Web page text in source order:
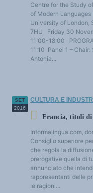
Centre for the Study
of Modern
University of London,
7HU Friday 30
11:00-18:00
11:10 Panel 1 –
Antonia...
SET
2016
CULTURA E
Francia, titoli di
Informalingua.com,
Consiglio superiore
che regola la
prerogative quella di
annunciato che
rappresentanti delle
le ragioni...